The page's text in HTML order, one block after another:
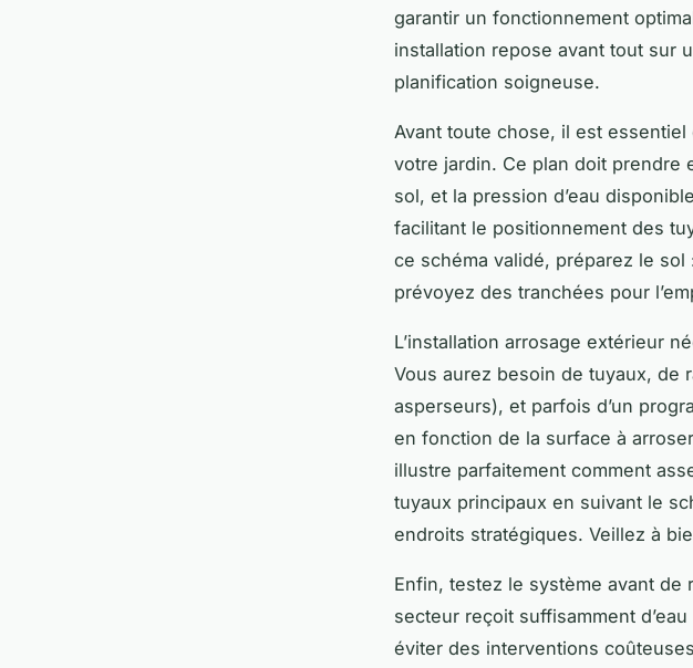
garantir un fonctionnement
installation repose avant tout sur
planification soigneuse.
Avant toute chose, il est
votre jardin. Ce plan doit prendre
sol, et la pression d’eau
facilitant le positionnement des
ce schéma validé, préparez le
prévoyez des tranchées pour
L’installation arrosage extérieur
Vous aurez besoin de tuyaux, de
asperseurs), et parfois d’un
en fonction de la surface à
illustre parfaitement comment
tuyaux principaux en suivant le
endroits stratégiques. Veillez à
Enfin, testez le système avant
secteur reçoit suffisamment
éviter des interventions